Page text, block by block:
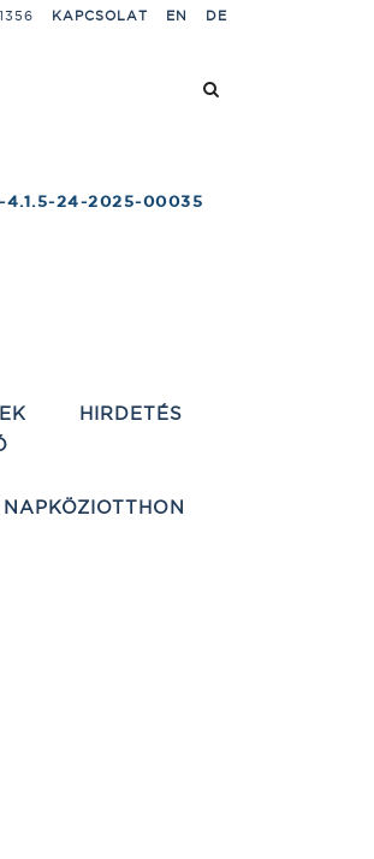
KAPCSOLAT EN DE
4.1.5-24-2025-00035
HIRDETÉS